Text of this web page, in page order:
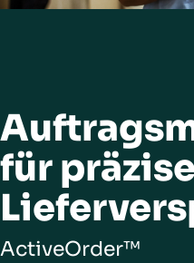
für präzise
ActiveOrder™